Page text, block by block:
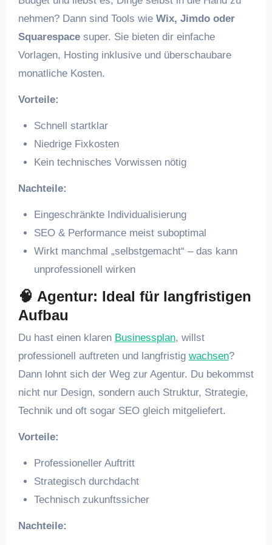
nehmen? Dann sind Tools wie Wix, Jimdo oder
Squarespacesuper. Sie bieten dir einfache
Vorlagen, Hosting inklusive und überschaubare
monatliche Kosten.
Vorteile:
Schnell startklar
Niedrige Fixkosten
Kein technisches Vorwissen nötig
Nachteile:
Eingeschränkte Individualisierung
SEO & Performance meist suboptimal
Wirkt manchmal „selbstgemacht“ – das kann
unprofessionell wirken
🧠 Agentur: Ideal für langfristigen
Aufbau
Du hast einen klaren Businessplan, willst
professionell auftreten und langfristig wachsen?
Dann lohnt sich der Weg zur Agentur. Du bekommst
nicht nur Design, sondern auch Struktur, Strategie,
Technik und oft sogar SEO gleich mitgeliefert.
Vorteile:
Professioneller Auftritt
Strategisch durchdacht
Technisch zukunftssicher
Nachteile: